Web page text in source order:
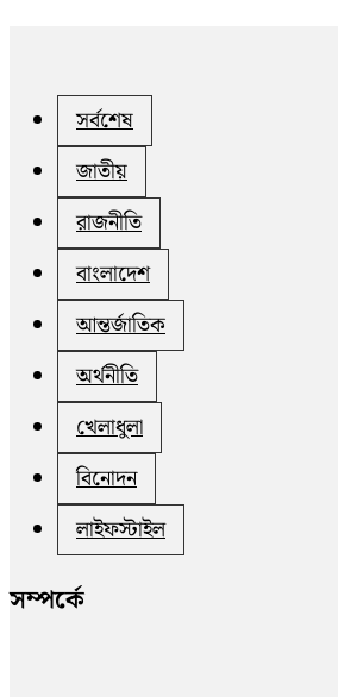
সর্বশেষ
জাতীয়
রাজনীতি
বাংলাদেশ
আন্তর্জাতিক
অর্থনীতি
খেলাধুলা
বিনোদন
লাইফস্টাইল
সম্পর্কে